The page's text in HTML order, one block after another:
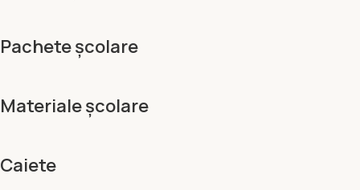
Pachete școlare
Materiale școlare
Caiete